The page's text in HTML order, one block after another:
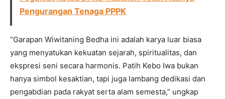
Pengurangan Tenaga PPPK
“Garapan Wiwitaning Bedha ini adalah karya luar biasa
yang menyatukan kekuatan sejarah, spiritualitas, dan
ekspresi seni secara harmonis. Patih Kebo Iwa bukan
hanya simbol kesaktian, tapi juga lambang dedikasi dan
pengabdian pada rakyat serta alam semesta,” ungkap